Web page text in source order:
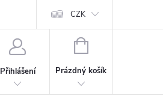
CZK
Přihlášení
NÁKUPNÍ
Prázdný košík